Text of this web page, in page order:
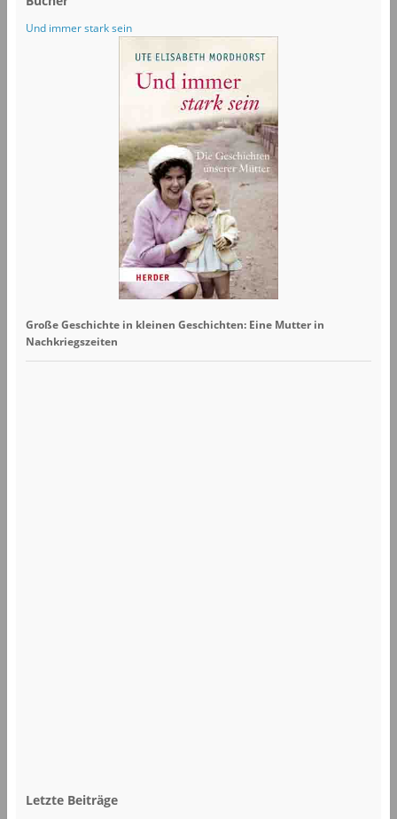
Und immer stark sein
Große Geschichte in kleinen Geschichten: Eine Mutter in
Nachkriegszeiten
Letzte Beiträge